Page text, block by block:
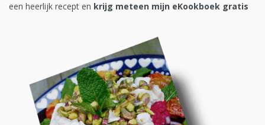
een heerlijk recept en krijg meteen mijn eKookboek gratis